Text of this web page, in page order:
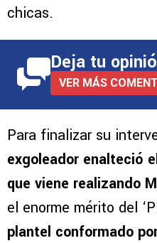
chicas.
Deja tu
VER MÁS
Para finalizar su
exgoleador enalteció
que viene realizando
el enorme mérito del
plantel conformado